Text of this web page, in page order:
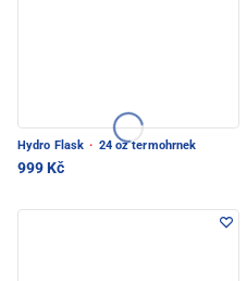
Hydro Flask · 24 oz termohrnek
999 Kč